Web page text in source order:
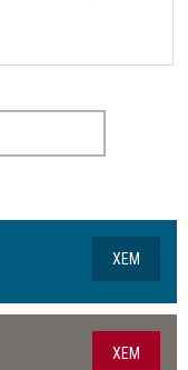
XEM
XEM